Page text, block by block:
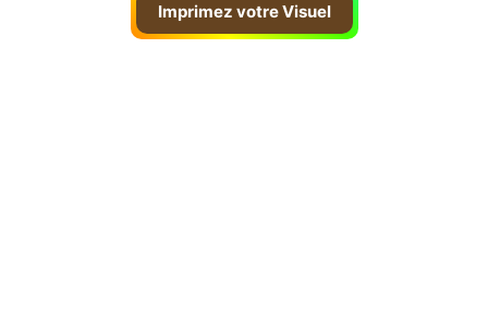
Imprimez votre Visuel